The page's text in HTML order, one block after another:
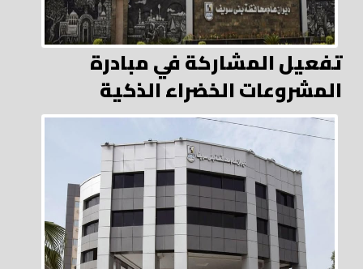
تفعيل المشاركة في مبادرة
المشروعات الخضراء الذكية